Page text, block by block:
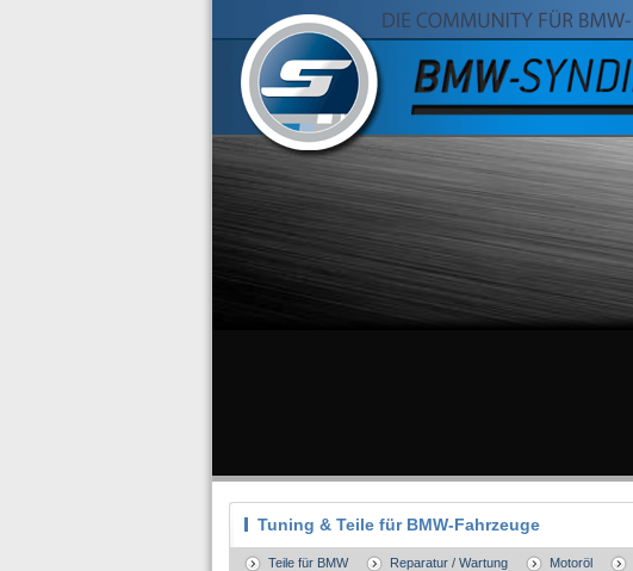
Tuning & Teile für BMW-Fahrzeuge
Teile für BMW Reparatur / Wartung Motoröl